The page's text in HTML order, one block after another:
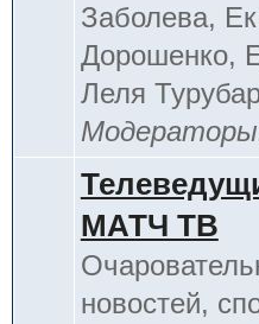
Заболева,
Дорошенко,
Леля
МАТЧ ТВ
новостей,